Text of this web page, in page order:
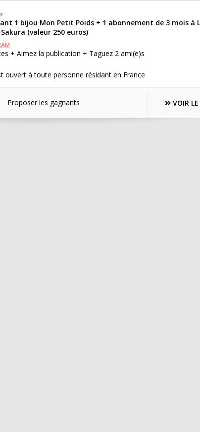
1 bijou Mon Petit Poids + 1 abonnement de 3 mois à
(valeur 250 euros)
+ Aimez la publication + Taguez 2 ami(e)s
ouvert à toute personne résidant en France
Proposer les gagnants VOIR